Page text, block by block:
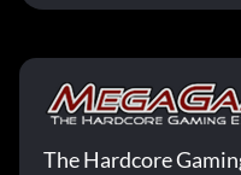
The Hardcore